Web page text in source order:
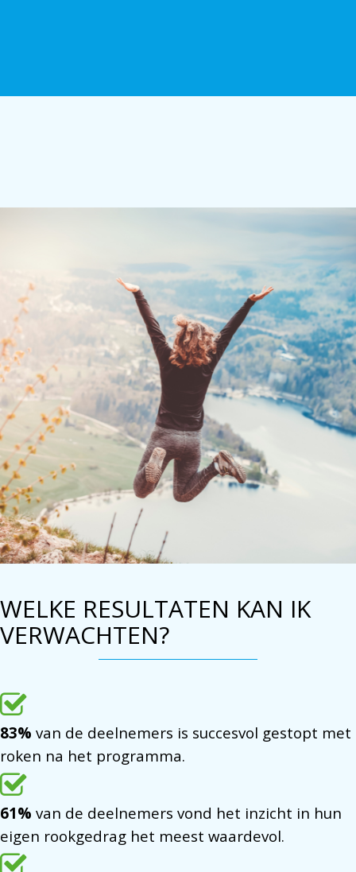
WELKE RESULTATEN KAN IK
VERWACHTEN?
83% van de deelnemers is succesvol gestopt met
roken na het programma.
61% van de deelnemers vond het inzicht in hun
eigen rookgedrag het meest waardevol.